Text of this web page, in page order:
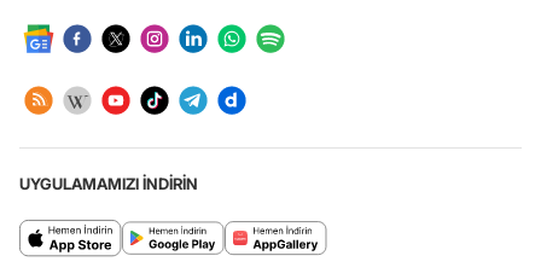
UYGULAMAMIZI İNDİRİN